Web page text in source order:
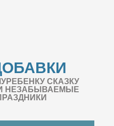
СКАЗКУ
НЕЗАБЫВАЕМЫЕ